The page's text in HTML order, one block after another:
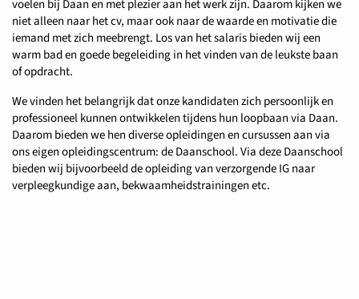
voelen bij Daan en met plezier aan het werk zijn. Daarom kijken we
niet alleen naar het cv, maar ook naar de waarde en motivatie die
iemand met zich meebrengt. Los van het salaris bieden wij een
warm bad en goede begeleiding in het vinden van de leukste baan
of opdracht.
We vinden het belangrijk dat onze kandidaten zich persoonlijk en
professioneel kunnen ontwikkelen tijdens hun loopbaan via Daan.
Daarom bieden we hen diverse opleidingen en cursussen aan via
ons eigen opleidingscentrum: de Daanschool. Via deze Daanschool
bieden wij bijvoorbeeld de opleiding van verzorgende IG naar
verpleegkundige aan, bekwaamheidstrainingen etc.